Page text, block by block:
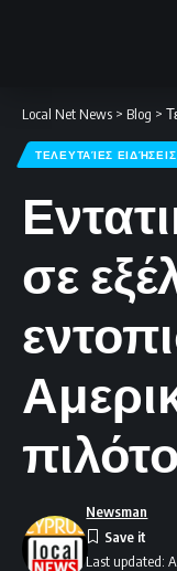
Local Net News > Blog >
ΤΕΛΕΥΤΑΊΕΣ ΕΙΔΉΣΕΙΣ
σε
Last updated:
Newsman